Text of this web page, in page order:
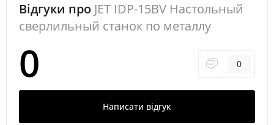
Відгуки про JET IDP-15BV Настольный
сверлильный станок по металлу
0 0
Написати відгук